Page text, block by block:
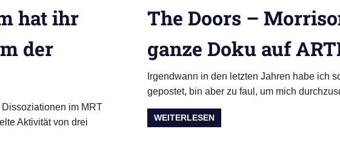
hat ihr
der
im MRT
Aktivität von drei
The Doors –
ganze Doku auf
Irgendwann in den letzten Jahren habe ich
gepostet, bin aber zu faul, um mich
WEITERLESEN